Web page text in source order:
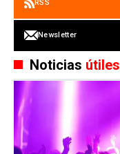
RSS
Newsletter
Noticias útiles